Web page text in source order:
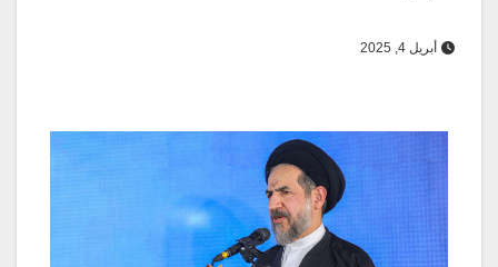
أبريل 4, 2025